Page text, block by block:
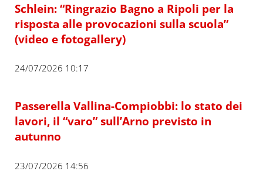
Schlein: “Ringrazio Bagno a Ripoli per la
risposta alle provocazioni sulla scuola”
(video e fotogallery)
24/07/2026 10:17
Passerella Vallina-Compiobbi: lo stato dei
lavori, il “varo” sull’Arno previsto in
autunno
23/07/2026 14:56